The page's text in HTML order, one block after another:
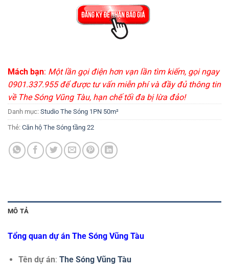
Mách bạn: Một lần gọi điện hơn vạn lần tìm kiếm, gọi ngay
0901.337.955 để được tư vấn miễn phí và đầy đủ thông tin
về The Sóng Vũng Tàu, hạn chế tối đa bị lừa đảo!
Danh mục: Studio The Sóng 1PN 50m²
Thẻ: Căn hộ The Sóng tầng 22
MÔ TẢ
Tổng quan dự án The Sóng Vũng Tàu
Tên dự án: The Sóng Vũng Tàu